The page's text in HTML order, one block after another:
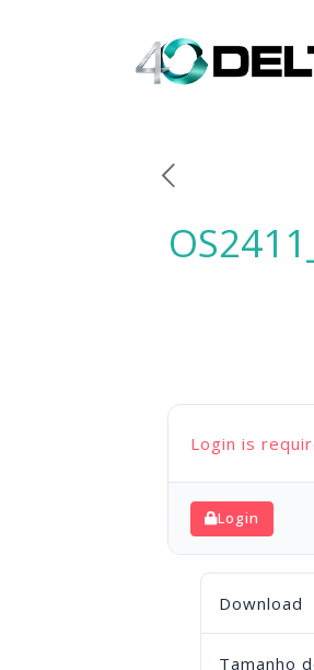
Login is
Login
Download
Tamanho